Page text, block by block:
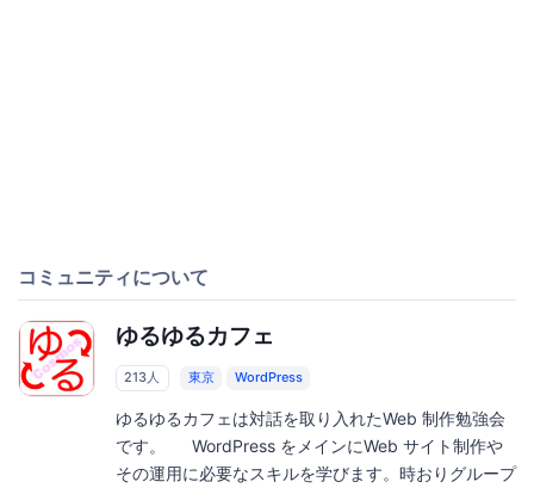
コミュニティについて
ゆるゆるカフェ
213人 東京 WordPress
ゆるゆるカフェは対話を取り入れたWeb 制作勉強会
です。 WordPress をメインにWeb サイト制作や
その運用に必要なスキルを学びます。時おりグループ